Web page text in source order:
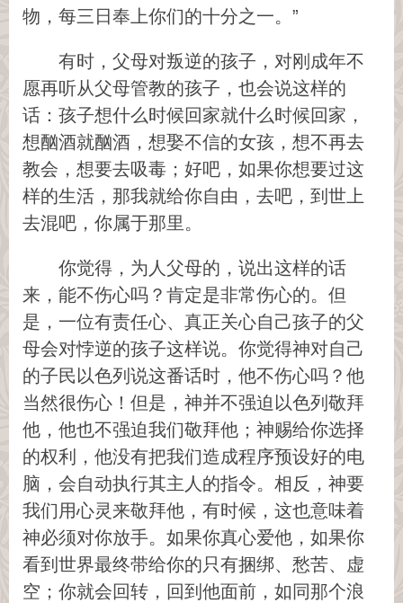
物，每三日奉上你们的十分之一。”
有时，父母对叛逆的孩子，对刚成年不
愿再听从父母管教的孩子，也会说这样的
话：孩子想什么时候回家就什么时候回家，
想酗酒就酗酒，想娶不信的女孩，想不再去
教会，想要去吸毒；好吧，如果你想要过这
样的生活，那我就给你自由，去吧，到世上
去混吧，你属于那里。
你觉得，为人父母的，说出这样的话
来，能不伤心吗？肯定是非常伤心的。但
是，一位有责任心、真正关心自己孩子的父
母会对悖逆的孩子这样说。你觉得神对自己
的子民以色列说这番话时，他不伤心吗？他
当然很伤心！但是，神并不强迫以色列敬拜
他，他也不强迫我们敬拜他；神赐给你选择
的权利，他没有把我们造成程序预设好的电
脑，会自动执行其主人的指令。相反，神要
我们用心灵来敬拜他，有时候，这也意味着
神必须对你放手。如果你真心爱他，如果你
看到世界最终带给你的只有捆绑、愁苦、虚
空；你就会回转，回到他面前，如同那个浪